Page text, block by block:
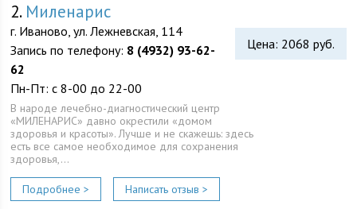
2. Миленарис
Цена: 2068 руб.
г. Иваново, ул. Лежневская, 114
Запись по телефону: 8 (4932) 93-62-
62
Пн-Пт: с 8-00 до 22-00
В народе лечебно-диагностический центр
«МИЛЕНАРИС» давно окрестили «домом
здоровья и красоты». Лучше и не скажешь: здесь
есть все самое необходимое для сохранения
здоровья,…
Подробнее > Написать отзыв >